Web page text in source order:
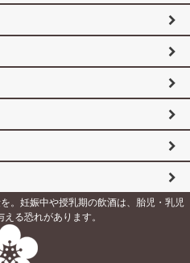
。妊娠中や授乳期の飲酒は、胎児・乳児
る恐れがあります。